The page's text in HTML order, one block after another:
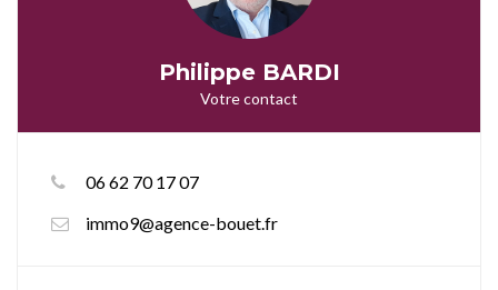
Philippe BARDI
Votre contact
06 62 70 17 07
immo9@agence-bouet.fr